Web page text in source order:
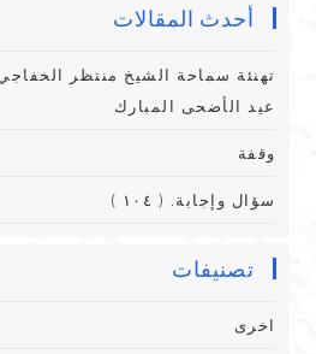
أحدث المقالات
تهنئة سماحة الشيخ منتظر
عيد الأضحى المبارك
وقفة
سؤال وإجابة. ( ١٠٤ )
تصنيفات
اخرى